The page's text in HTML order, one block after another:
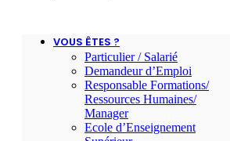
VOUS ÊTES ?
Particulier / Salarié
Demandeur d’Emploi
Responsable Formations/
Ressources Humaines/
Manager
Ecole d’Enseignement